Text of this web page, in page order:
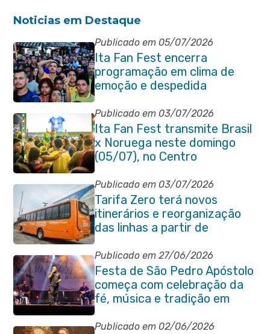
Noticias em Destaque
Publicado em 05/07/2026
Ita Fan Fest encerra
programação em clima de
emoção e despedida
Publicado em 03/07/2026
Ita Fan Fest transmite Brasil
x Noruega neste domingo
(05/07), no Centro
Publicado em 03/07/2026
Tarifa Zero terá novos
itinerários e reorganização
das linhas a partir de
segunda-feira (06/07)
Publicado em 27/06/2026
Festa de São Pedro Apóstolo
começa com celebração da
fé, música e tradição em
Venda das Pedras
Publicado em 02/06/2026